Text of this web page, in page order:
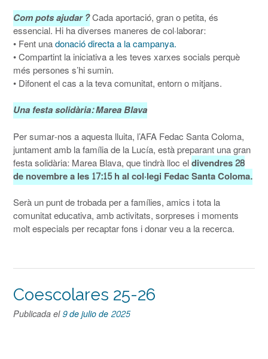
Com pots ajudar?Cada aportació, gran o petita, és
essencial. Hi ha diverses maneres de col·laborar:
• Fent unadonació directa a la campanya.
• Compartint la iniciativa a les teves xarxes socials perquè
més persones s’hi sumin.
• Difonent el cas a la teva comunitat, entorn o mitjans.
Una festa solidària: Marea Blava
Per sumar-nos a aquesta lluita, l’AFA Fedac Santa Coloma,
juntament amb la família de la Lucía, està preparant una gran
festa solidària: Marea Blava, que tindrà lloc eldivendres 28
de novembre a les 17:15 h al col·legi Fedac Santa Coloma.
Serà un punt de trobada per a famílies, amics i tota la
comunitat educativa, amb activitats, sorpreses i moments
molt especials per recaptar fons i donar veu a la recerca.
Coescolares 25-26
Publicada el9 de julio de 2025